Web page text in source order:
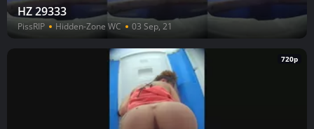
HZ 29333
PissRIP Hidden-Zone WC 03 Sep, 21
720p